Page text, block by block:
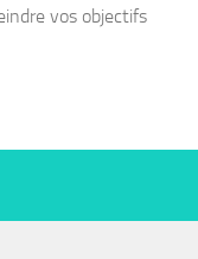
vos objectifs